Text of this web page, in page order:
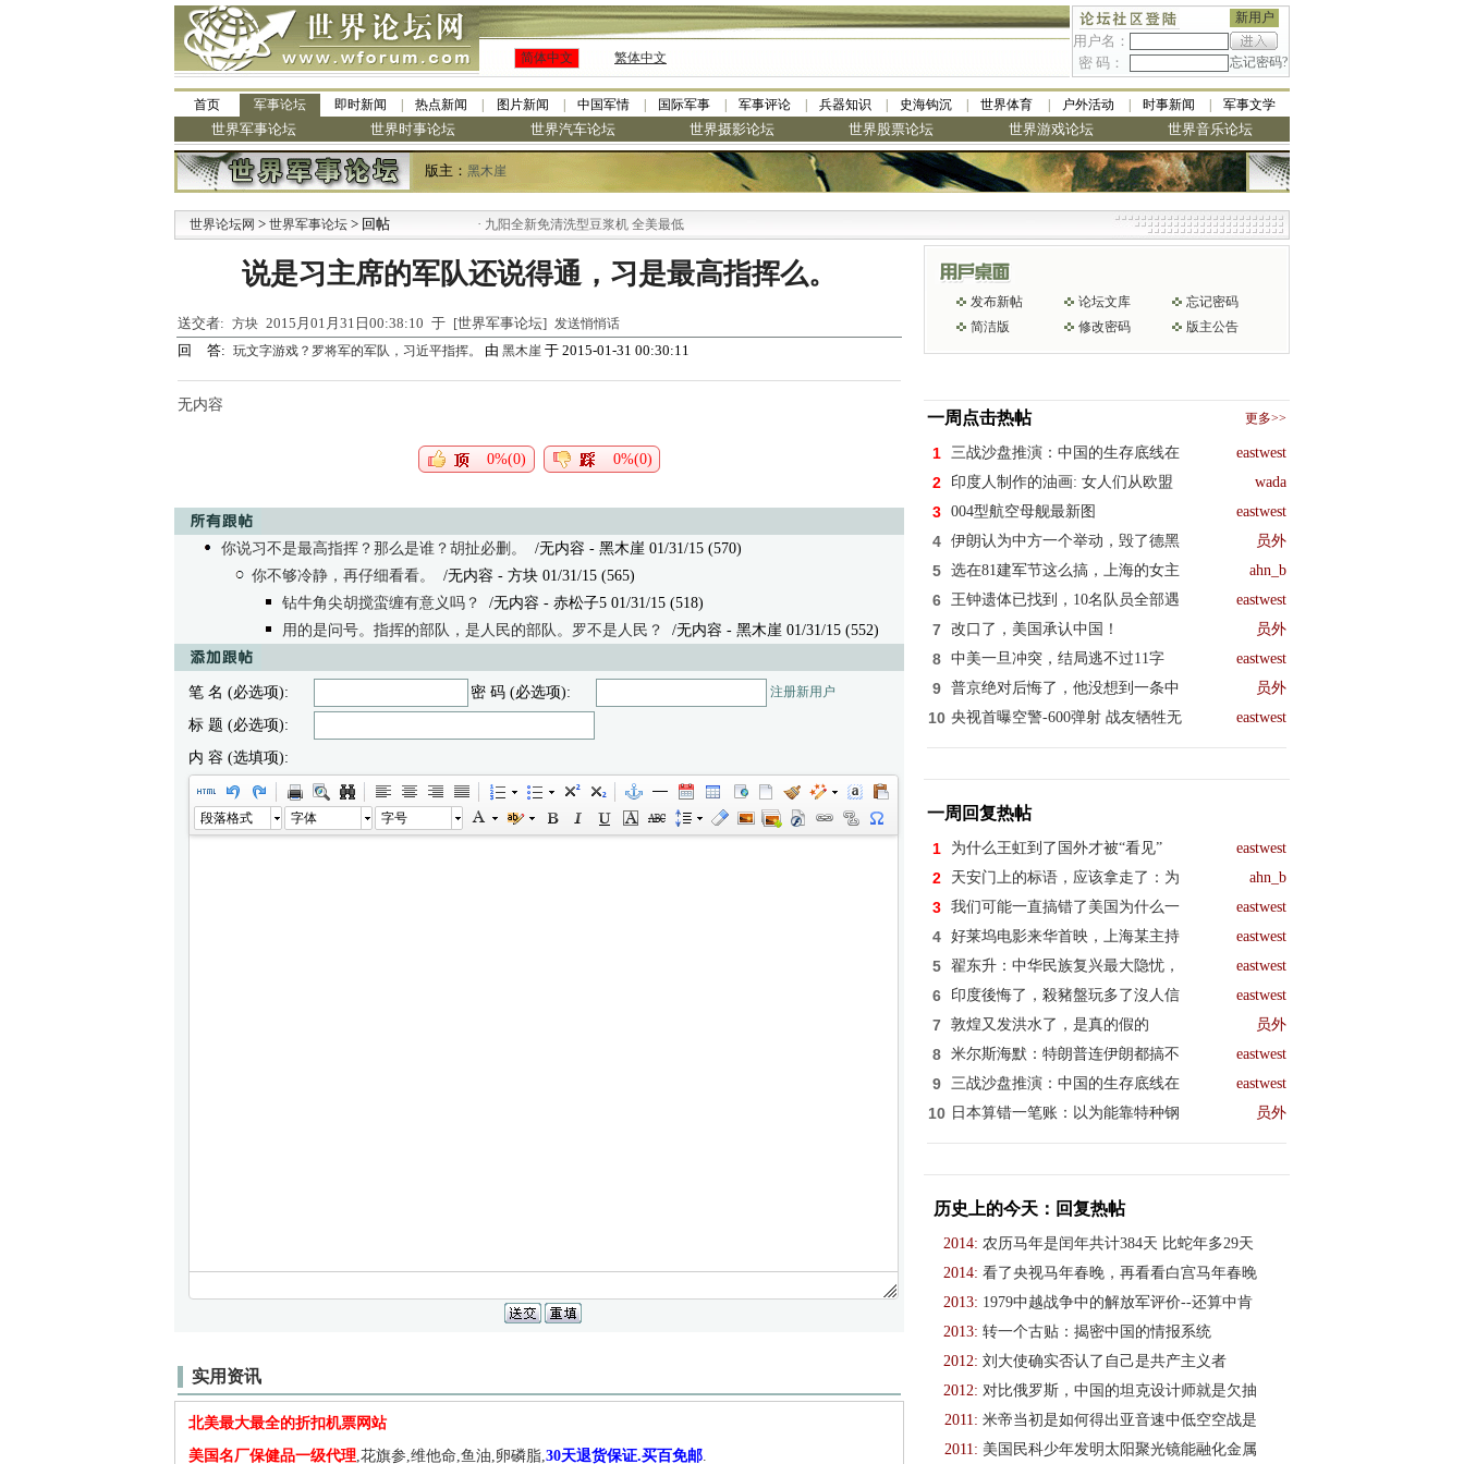
新用户
用户名：
密 码：
忘记密码?
简体中文 繁体中文
首页 军事论坛 即时新闻 热点新闻 图片新闻 中国军情 国际军事 军事评论 兵器知识 史海钩沉 世界体育 户外活动 时事新闻 军事文学
世界军事论坛 世界时事论坛 世界汽车论坛 世界摄影论坛 世界股票论坛 世界游戏论坛 世界音乐论坛
版主： 黑木崖
世界论坛网 > 世界军事论坛 > 回帖 九阳全新免清洗型豆浆机 全美最低
说是习主席的军队还说得通，习是最高指挥么。
送交者: 方块 2015月01月31日00:38:10 于 [世界军事论坛] 发送悄悄话
回 答: 玩文字游戏？罗将军的军队，习近平指挥。 由 黑木崖 于 2015-01-31 00:30:11
无内容
0%(0) 0%(0)
你说习不是最高指挥？那么是谁？胡扯必删。
/无内容 - 黑木崖 01/31/15 (570)
你不够冷静，再仔细看看。
/无内容 - 方块 01/31/15 (565)
钻牛角尖胡搅蛮缠有意义吗？
/无内容 - 赤松子5 01/31/15 (518)
用的是问号。指挥的部队，是人民的部队。罗不是人民？
/无内容 - 黑木崖 01/31/15 (552)
笔 名 (必选项): 密 码 (必选项): 注册新用户
标 题 (必选项):
内 容 (选填项):
段落格式 字体 字号
实用资讯
北美最大最全的折扣机票网站
美国名厂保健品一级代理,花旗参,维他命,鱼油,卵磷脂,30天退货保证.买百免邮.
发布新帖 论坛文库
忘记密码
简洁版
修改密码 版主公告
一周点击热帖 更多>>
1 三战沙盘推演：中国的生存底线在 eastwest
2 印度人制作的油画: 女人们从欧盟 wada
3 004型航空母舰最新图 eastwest
4 伊朗认为中方一个举动，毁了德黑 员外
5 选在81建军节这么搞，上海的女主 ahn_b
6 王钟遗体已找到，10名队员全部遇 eastwest
7 改口了，美国承认中国！ 员外
8 中美一旦冲突，结局逃不过11字 eastwest
9 普京绝对后悔了，他没想到一条中 员外
10 央视首曝空警-600弹射 战友牺牲无 eastwest
一周回复热帖
1 为什么王虹到了国外才被“看见” eastwest
2 天安门上的标语，应该拿走了：为 ahn_b
3 我们可能一直搞错了美国为什么一 eastwest
4 好莱坞电影来华首映，上海某主持 eastwest
5 翟东升：中华民族复兴最大隐忧， eastwest
6 印度後悔了，殺豬盤玩多了沒人信 eastwest
7 敦煌又发洪水了，是真的假的 员外
8 米尔斯海默：特朗普连伊朗都搞不 eastwest
9 三战沙盘推演：中国的生存底线在 eastwest
10 日本算错一笔账：以为能靠特种钢 员外
历史上的今天：回复热帖
2014: 农历马年是闰年共计384天 比蛇年多29天
2014: 看了央视马年春晚，再看看白宫马年春晚
2013: 1979中越战争中的解放军评价--还算中肯
2013: 转一个古贴：揭密中国的情报系统
2012: 刘大使确实否认了自己是共产主义者
2012: 对比俄罗斯，中国的坦克设计师就是欠抽
2011: 米帝当初是如何得出亚音速中低空空战是
2011: 美国民科少年发明太阳聚光镜能融化金属